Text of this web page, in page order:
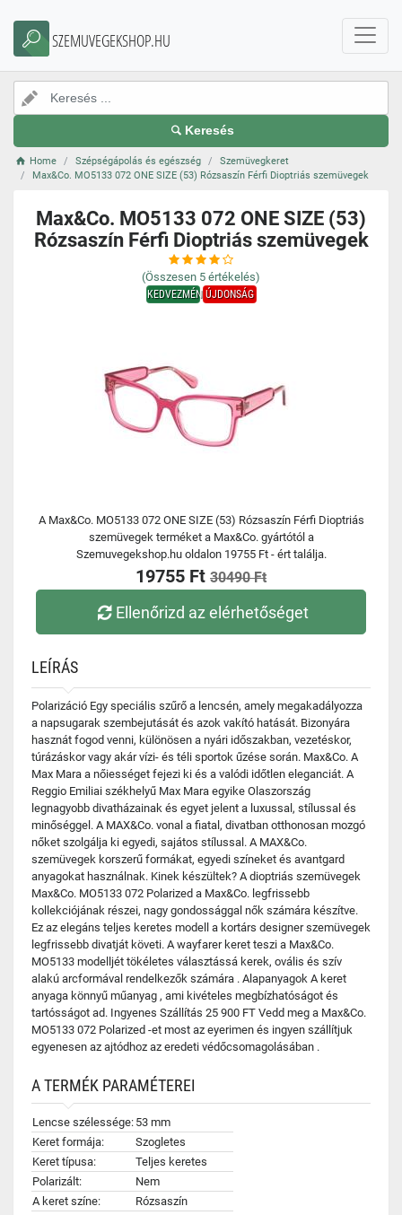
SZEMUVEGEKSHOP.HU
Keresés
Home Szépségápolás és egészség
Szemüvegkeret
Max&Co. MO5133 072 ONE SIZE (53) Rózsaszín Férfi Dioptriás szemüvegek
Max&Co. MO5133 072 ONE SIZE (53)
Rózsaszín Férfi Dioptriás szemüvegek
(Összesen 5 értékelés)
KEDVEZMÉNYÚJDONSÁG
A Max&Co. MO5133 072 ONE SIZE (53) Rózsaszín Férfi Dioptriás
szemüvegek terméket a Max&Co. gyártótól a
Szemuvegekshop.hu oldalon 19755 Ft - ért találja.
19755 Ft 30490 Ft
Ellenőrizd az elérhetőséget
LEÍRÁS
Polarizáció Egy speciális szűrő a lencsén, amely megakadályozza
a napsugarak szembejutását és azok vakító hatását. Bizonyára
hasznát fogod venni, különösen a nyári időszakban, vezetéskor,
túrázáskor vagy akár vízi- és téli sportok űzése során. Max&Co. A
Max Mara a nőiességet fejezi ki és a valódi időtlen eleganciát. A
Reggio Emiliai székhelyű Max Mara egyike Olaszország
legnagyobb divatházainak és egyet jelent a luxussal, stílussal és
minőséggel. A MAX&Co. vonal a fiatal, divatban otthonosan mozgó
nőket szolgálja ki egyedi, sajátos stílussal. A MAX&Co.
szemüvegek korszerű formákat, egyedi színeket és avantgard
anyagokat használnak. Kinek készültek? A dioptriás szemüvegek
Max&Co. MO5133 072 Polarized a Max&Co. legfrissebb
kollekciójának részei, nagy gondossággal nők számára készítve.
Ez az elegáns teljes keretes modell a kortárs designer szemüvegek
legfrissebb divatját követi. A wayfarer keret teszi a Max&Co.
MO5133 modelljét tökéletes választássá kerek, ovális és szív
alakú arcformával rendelkezők számára . Alapanyagok A keret
anyaga könnyű műanyag , ami kivételes megbízhatóságot és
tartósságot ad. Ingyenes Szállítás 25 900 FT Vedd meg a Max&Co.
MO5133 072 Polarized -et most az eyerimen és ingyen szállítjuk
egyenesen az ajtódhoz az eredeti védőcsomagolásában .
A TERMÉK PARAMÉTEREI
Lencse szélessége: 53 mm
Keret formája:
Szogletes
Keret típusa:
Teljes keretes
Polarizált:
Nem
A keret színe:
Rózsaszín